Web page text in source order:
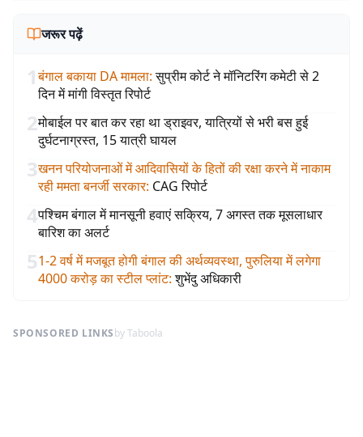
जरूर पढ़ें
1बंगाल बकाया DA मामला: सुप्रीम कोर्ट ने मॉनिटरिंग कमेटी से 2
दिन में मांगी विस्तृत रिपोर्ट
2मोबाईल पर बात कर रहा था ड्राइवर, यात्रियों से भरी बस हुई
दुर्घटनाग्रस्त, 15 यात्री घायल
3खनन परियोजनाओं में आदिवासियों के हितों की रक्षा करने में नाकाम
रही ममता बनर्जी सरकार: CAG रिपोर्ट
4पश्चिम बंगाल में मानसूनी हवाएं सक्रिय, 7 अगस्त तक मूसलाधार
बारिश का अलर्ट
51-2 वर्ष में मजबूत होगी बंगाल की अर्थव्यवस्था, पुरुलिया में लगेगा
4000 करोड़ का स्टील प्लांट: शुभेंदु अधिकारी
SPONSORED LINKSby Taboola